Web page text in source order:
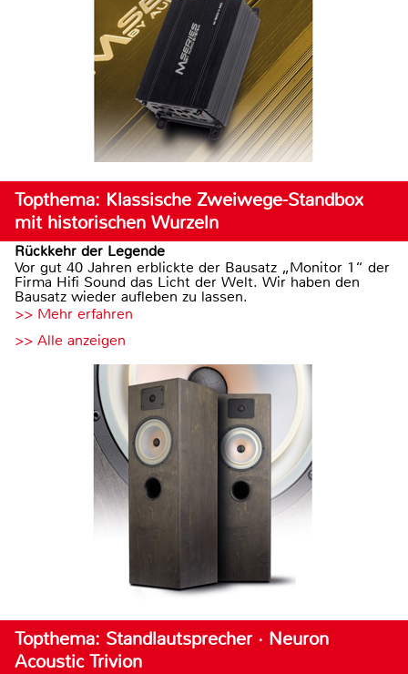
Topthema: Klassische Zweiwege-Standbox
mit historischen Wurzeln
Rückkehr der Legende
Vor gut 40 Jahren erblickte der Bausatz „Monitor 1“ der
Firma Hifi Sound das Licht der Welt. Wir haben den
Bausatz wieder aufleben zu lassen.
>> Mehr erfahren
>> Alle anzeigen
Topthema: Standlautsprecher · Neuron
Acoustic Trivion